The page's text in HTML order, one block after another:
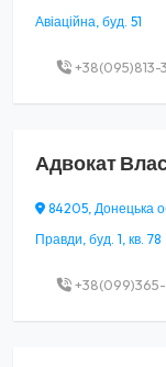
Авіаційна, буд. 51
+38(095)813-
Адвокат
84205, Донецька
Правди, буд. 1, кв. 78